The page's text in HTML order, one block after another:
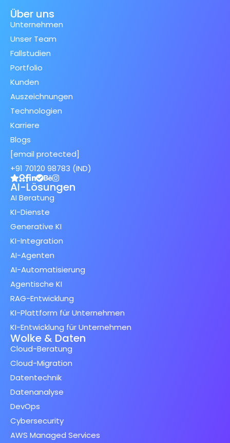
Über uns
Unternehmen
Unser Team
Fallstudien
Portfolio
Kunden
Auszeichnungen
Technologien
Karriere
Blogs
[email protected]
+91 70120 98783 (IND)
AI-Lösungen
AI Beratung
KI-Dienste
Generative KI
KI-Integration
AI-Agenten
AI-Automatisierung
Agentische KI
RAG-Entwicklung
KI-Plattform für Unternehmen
KI-Entwicklung für Unternehmen
Wolke & Daten
Cloud-Beratung
Cloud-Migration
Datentechnik
Datenanalyse
DevOps
Cybersecurity
AWS Managed Services